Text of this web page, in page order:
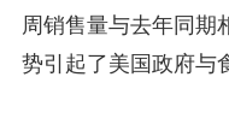
周销售量与去年同期
势引起了美国政府与